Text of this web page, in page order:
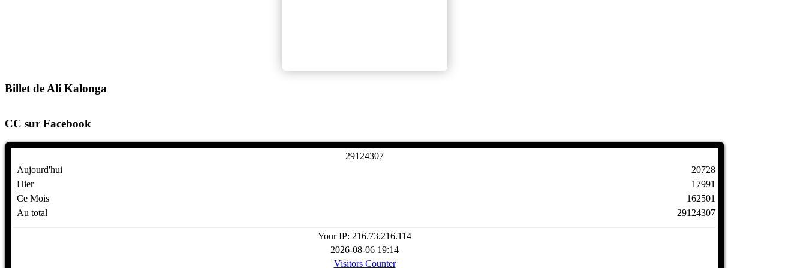
Billet de Ali Kalonga
CC sur Facebook
291 24307
Aujourd'hui
Hier
Ce Mois
Au total
20728
17991
162501
29124307
Your IP: 216.73.216.114
2026-08-06 19:14
Visitors Counter